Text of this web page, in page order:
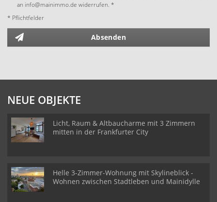
an info@mainimmo.de widerrufen. *
* Pflichtfelder
Absenden
NEUE OBJEKTE
Licht, Raum & Altbaucharme mit 3 Zimmern
mitten in der Frankfurter City
Helle 3-Zimmer-Wohnung mit Skylineblick -
Wohnen zwischen Stadtleben und Mainidylle